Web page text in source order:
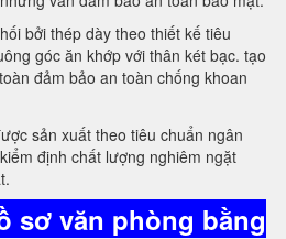
bởi thép dày theo thiết kế tiêu
góc ăn khớp với thân két bạc. tạo
đảm bảo an toàn chống khoan
sản xuất theo tiêu chuẩn ngân
định chất lượng nghiêm ngặt
sơ văn phòng bằng